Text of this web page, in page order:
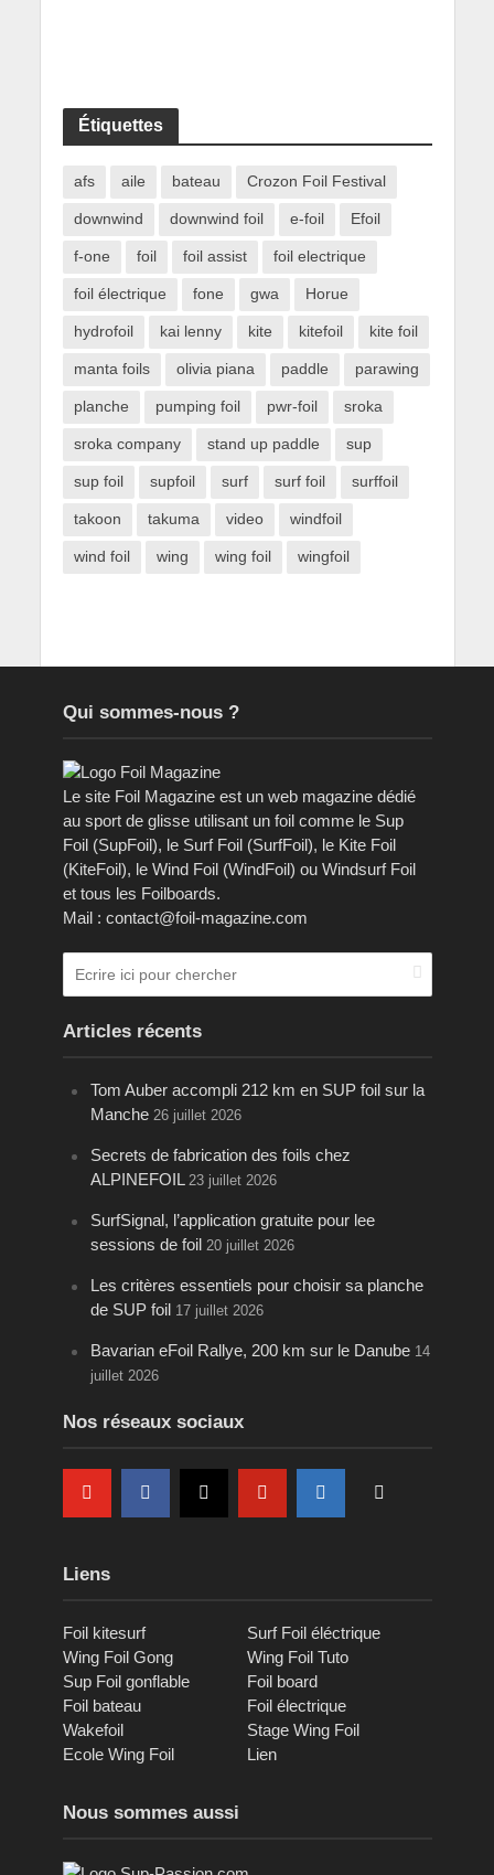
Étiquettes
afs aile bateau Crozon Foil Festival
downwind downwind foil e-foil Efoil
f-one foil foil assist foil electrique
foil électrique fone gwa Horue
hydrofoil kai lenny kite kitefoil kite foil
manta foils olivia piana paddle parawing
planche pumping foil pwr-foil sroka
sroka company stand up paddle sup
sup foil supfoil surf surf foil surffoil
takoon takuma video windfoil
wind foil wing wing foil wingfoil
Qui sommes-nous ?
Le site Foil Magazine est un web magazine dédié
au sport de glisse utilisant un foil comme le Sup
Foil (SupFoil), le Surf Foil (SurfFoil), le Kite Foil
(KiteFoil), le Wind Foil (WindFoil) ou Windsurf Foil
et tous les Foilboards.
Mail : contact@foil-magazine.com
Articles récents
Tom Auber accompli 212 km en SUP foil sur la
Manche 26 juillet 2026
Secrets de fabrication des foils chez
ALPINEFOIL 23 juillet 2026
SurfSignal, l’application gratuite pour lee
sessions de foil 20 juillet 2026
Les critères essentiels pour choisir sa planche
de SUP foil 17 juillet 2026
Bavarian eFoil Rallye, 200 km sur le Danube 14
juillet 2026
Nos réseaux sociaux
Liens
Foil kitesurf
Surf Foil éléctrique
Wing Foil Gong
Wing Foil Tuto
Sup Foil gonflable
Foil board
Foil bateau
Foil électrique
Wakefoil
Stage Wing Foil
Ecole Wing Foil
Lien
Nous sommes aussi